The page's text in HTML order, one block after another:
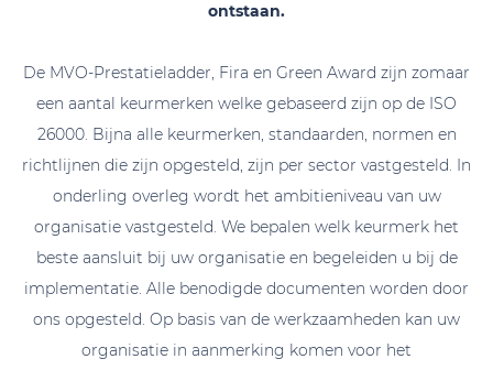
ontstaan.
De MVO-Prestatieladder, Fira en Green Award zijn zomaar
een aantal keurmerken welke gebaseerd zijn op de ISO
26000. Bijna alle keurmerken, standaarden, normen en
richtlijnen die zijn opgesteld, zijn per sector vastgesteld. In
onderling overleg wordt het ambitieniveau van uw
organisatie vastgesteld. We bepalen welk keurmerk het
beste aansluit bij uw organisatie en begeleiden u bij de
implementatie. Alle benodigde documenten worden door
ons opgesteld. Op basis van de werkzaamheden kan uw
organisatie in aanmerking komen voor het